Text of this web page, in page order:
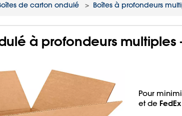
de carton ondulé > Boîtes à profondeurs
à profondeurs multiples
Pour
et de FedEx